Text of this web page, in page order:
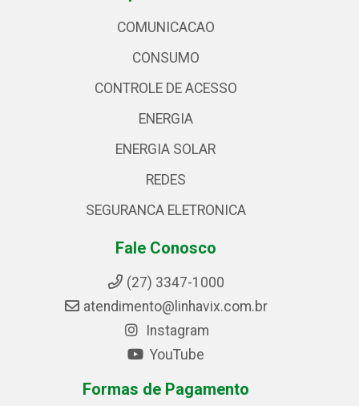
COMUNICACAO
CONSUMO
CONTROLE DE ACESSO
ENERGIA
ENERGIA SOLAR
REDES
SEGURANCA ELETRONICA
Fale Conosco
(27) 3347-1000
atendimento@linhavix.com.br
Instagram
YouTube
Formas de Pagamento